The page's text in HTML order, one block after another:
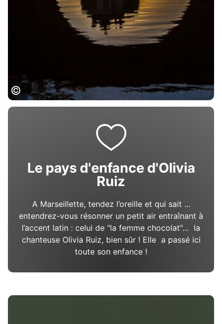
Canal du Midi - Aude © Pont de la Rode
Le pays d'enfance d'Olivia
Ruiz
A Marseillette, tendez l’oreille et qui sait ...
entendrez-vous résonner un petit air entraînant à
l’accent latin : celui de "la femme chocolat"… la
chanteuse Olivia Ruiz, bien sûr ! Elle a passé ici
toute son enfance !